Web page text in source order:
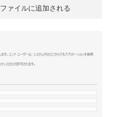
ァイルに追加される